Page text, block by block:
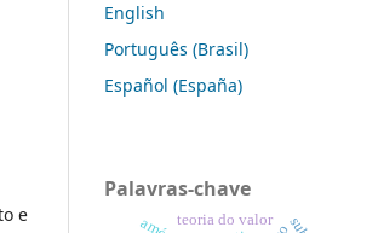
e
English
Português (Brasil)
Español (España)
Palavras-chave
teoria do valor